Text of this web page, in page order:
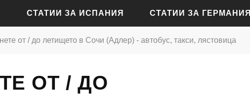
СТАТИИ ЗА ИСПАНИЯ
СТАТИИ ЗА БАРСЕЛОНА
СТАТИИ ЗА ГЕРМАНИЯ
от / до летището в Сочи (Адлер) - автобус, такси, лястовица
ОТ / ДО